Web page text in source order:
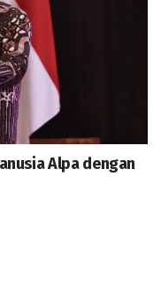
Alpa dengan